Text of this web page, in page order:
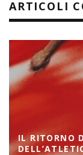
ARTICOLI
IL RITORNO